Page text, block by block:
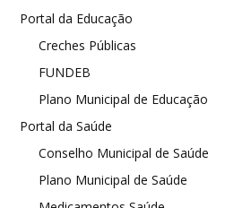
Portal da Educação
Creches Públicas
FUNDEB
Plano Municipal de Educação
Portal da Saúde
Conselho Municipal de Saúde
Plano Municipal de Saúde